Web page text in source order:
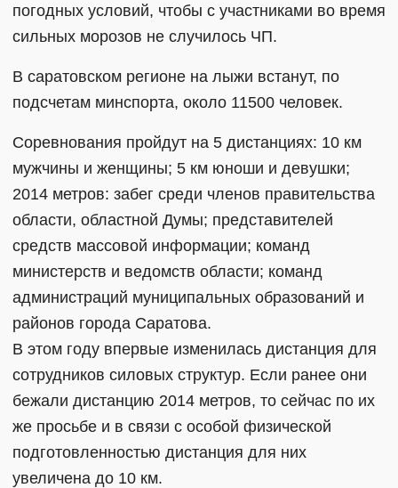
погодных условий, чтобы с участниками во время
сильных морозов не случилось ЧП.
В саратовском регионе на лыжи встанут, по
подсчетам минспорта, около 11500 человек.
Соревнования пройдут на 5 дистанциях: 10 км
мужчины и женщины; 5 км юноши и девушки;
2014 метров: забег среди членов правительства
области, областной Думы; представителей
средств массовой информации; команд
министерств и ведомств области; команд
администраций муниципальных образований и
районов города Саратова.
В этом году впервые изменилась дистанция для
сотрудников силовых структур. Если ранее они
бежали дистанцию 2014 метров, то сейчас по их
же просьбе и в связи с особой физической
подготовленностью дистанция для них
увеличена до 10 км.